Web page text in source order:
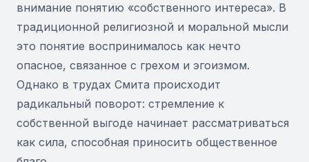
внимание понятию «собственного интереса». В
традиционной религиозной и моральной мысли
это понятие воспринималось как нечто
опасное, связанное с грехом и эгоизмом.
Однако в трудах Смита происходит
радикальный поворот: стремление к
собственной выгоде начинает рассматриваться
как сила, способная приносить общественное